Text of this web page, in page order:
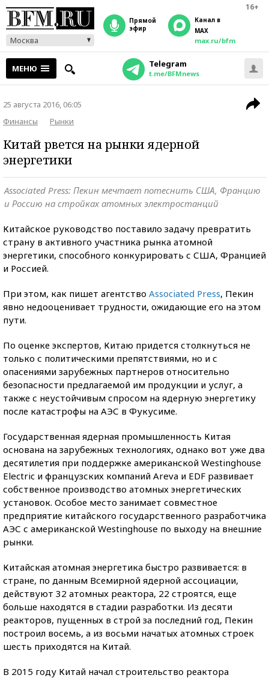
16+
Москва
прямой
эфир
Канал в
MAX
max.ru/bfm
МЕНЮ Telegram
t.me/BFMnews
25 августа 2016, 06:05
Финансы
Рынки
Китай рвется на рынки ядерной
энергетики
Associated Press: Пекин мечтает потеснить США, Францию
и Россию на стройках атомных электростанций
Китайское руководство поставило задачу превратить
страну в активного участника рынка атомной
энергетики, способного конкурировать с США, Францией
и Россией.
При этом, как пишет агентство Associated Press, Пекин
явно недооценивает трудности, ожидающие его на этом
пути.
По оценке экспертов, Китаю придется столкнуться не
только с политическими препятствиями, но и с
опасениями зарубежных партнеров относительно
безопасности предлагаемой им продукции и услуг, а
также с неустойчивым спросом на ядерную энергетику
после катастрофы на АЭС в Фукусиме.
Государственная ядерная промышленность Китая
основана на зарубежных технологиях, однако вот уже два
десятилетия при поддержке американской Westinghouse
Electric и французских компаний Areva и EDF развивает
собственное производство атомных энергетических
установок. Особое место занимает совместное
предприятие китайского государственного разработчика
АЭС с американской Westinghouse по выходу на внешние
рынки.
Китайская атомная энергетика быстро развивается: в
стране, по данным Всемирной ядерной ассоциации,
действуют 32 атомных реактора, 22 строятся, еще
больше находятся в стадии разработки. Из десяти
реакторов, пущенных в строй за последний год, Пекин
построил восемь, а из восьми начатых атомных строек
шесть приходятся на Китай.
В 2015 году Китай начал строительство реактора